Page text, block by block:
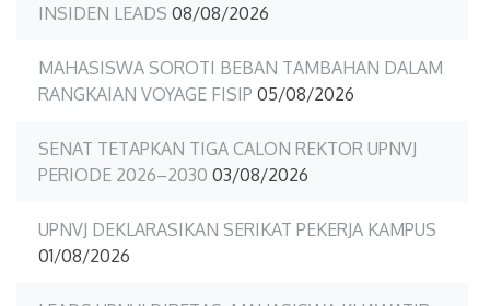
INSIDEN LEADS 08/08/2026
MAHASISWA SOROTI BEBAN TAMBAHAN DALAM
RANGKAIAN VOYAGE FISIP 05/08/2026
SENAT TETAPKAN TIGA CALON REKTOR UPNVJ
PERIODE 2026–2030 03/08/2026
UPNVJ DEKLARASIKAN SERIKAT PEKERJA KAMPUS
01/08/2026